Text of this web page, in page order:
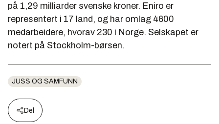
på 1,29 milliarder svenske kroner. Eniro er
representert i 17 land, og har omlag 4600
medarbeidere, hvorav 230 i Norge. Selskapet er
notert på Stockholm-børsen.
JUSS OG SAMFUNN
Del